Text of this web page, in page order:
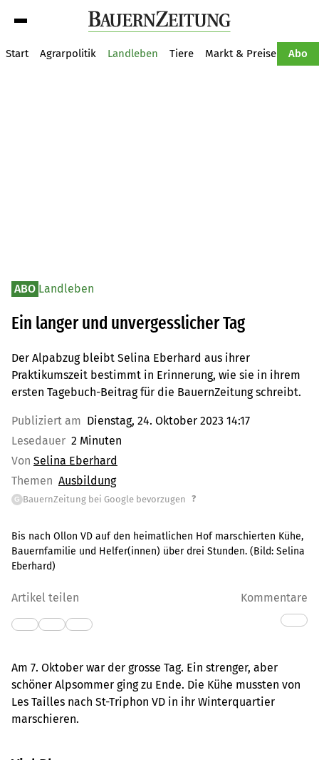
Start Agrarpolitik Landleben Tiere Markt & Preise Abo
ABO Landleben
Ein langer und unvergesslicher Tag
Der Alpabzug bleibt Selina Eberhard aus ihrer
Praktikumszeit bestimmt in Erinnerung, wie sie in ihrem
ersten Tagebuch-Beitrag für die BauernZeitung schreibt.
Publiziert am Dienstag, 24. Oktober 2023 14:17
Lesedauer 2 Minuten
Von Selina Eberhard
Themen Ausbildung
G BauernZeitung bei Google bevorzugen ?
Bis nach Ollon VD auf den heimatlichen Hof marschierten Kühe,
Bauernfamilie und Helfer(innen) über drei Stunden. (Bild: Selina
Eberhard)
Artikel teilen Kommentare
Am 7. Oktober war der grosse Tag. Ein strenger, aber
schöner Alpsommer ging zu Ende. Die Kühe mussten von
Les Tailles nach St-Triphon VD in ihr Winterquartier
marschieren.